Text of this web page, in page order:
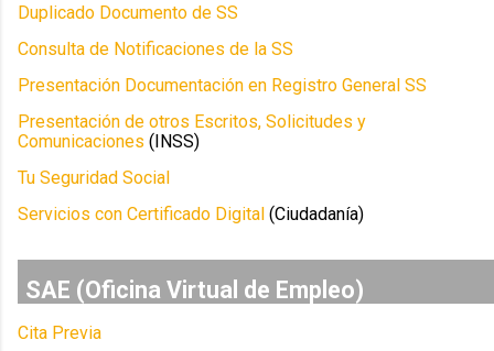
Duplicado Documento de SS
Consulta de Notificaciones de la SS
Presentación Documentación en Registro General SS
Presentación de otros Escritos, Solicitudes y
Comunicaciones (INSS)
Tu Seguridad Social
Servicios con Certificado Digital (Ciudadanía)
SAE (Oficina Virtual de Empleo)
Cita Previa